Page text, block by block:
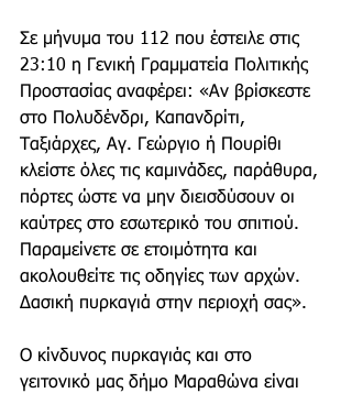
Σε μήνυμα του 112 που έστειλε στις
23:10 η Γενική Γραμματεία Πολιτικής
Προστασίας αναφέρει: «Αν βρίσκεστε
στο Πολυδένδρι, Καπανδρίτι,
Ταξιάρχες, Αγ. Γεώργιο ή Πουρίθι
κλείστε όλες τις καμινάδες, παράθυρα,
πόρτες ώστε να μην διεισδύσουν οι
καύτρες στο εσωτερικό του σπιτιού.
Παραμείνετε σε ετοιμότητα και
ακολουθείτε τις οδηγίες των αρχών.
Δασική πυρκαγιά στην περιοχή σας».
Ο κίνδυνος πυρκαγιάς και στο
γειτονικό μας δήμο Μαραθώνα είναι